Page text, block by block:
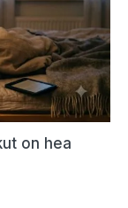
on hea